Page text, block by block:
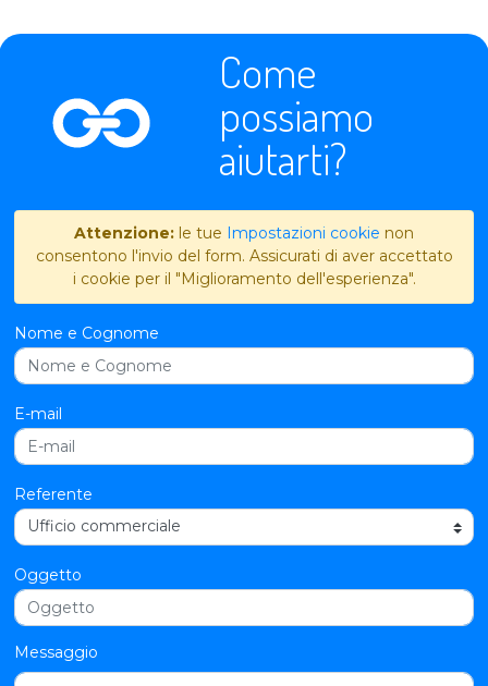
Come
possiamo
aiutarti?
Attenzione: le tue Impostazioni cookie non
consentono l'invio del form. Assicurati di aver accettato
i cookie per il "Miglioramento dell'esperienza".
Nome e Cognome
E-mail
Referente
Oggetto
Messaggio